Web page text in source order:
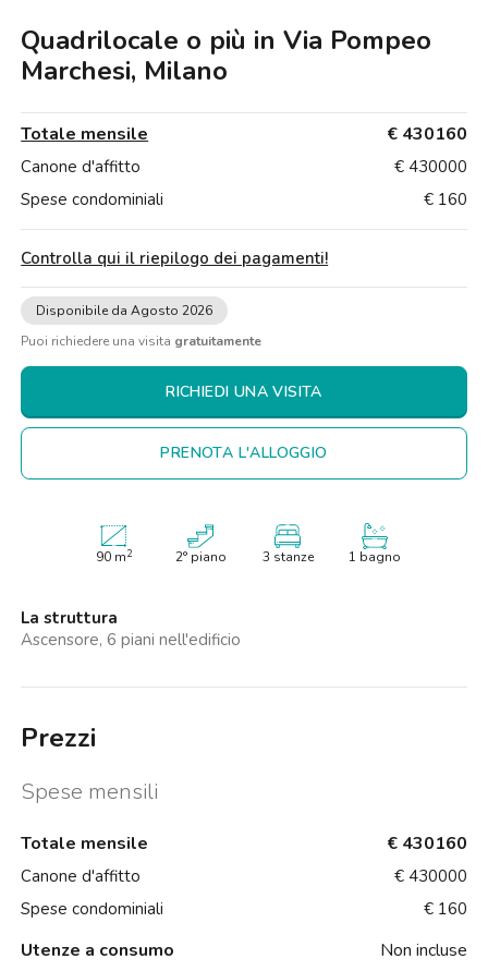
Loft
Loft
Loft
Loft
Loft
Loft
Loft
Roma
Loft
Napoli
Loft
Catania
Loft
Padova
Loft
Quadrilocale o più in Via Pompeo
Marchesi, Milano
Totale mensile € 430160
Canone d'affitto
€ 430000
Spese condominiali
€ 160
Controlla qui il riepilogo dei pagamenti!
Disponibile da Agosto 2026
Puoi richiedere una visita gratuitamente
RICHIEDI UNA VISITA
PRENOTA L'ALLOGGIO
90m2 2° piano 3 stanze 1 bagno
La struttura
Ascensore, 6 piani nell'edificio
Prezzi
Spese mensili
Totale mensile € 430160
Canone d'affitto
€ 430000
Spese condominiali
€ 160
Utenze a consumo Non incluse